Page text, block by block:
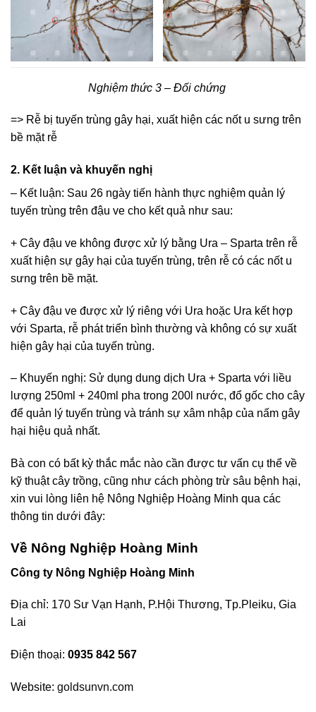
Nghiệm thức 3 – Đối chứng
=> Rễ bị tuyến trùng gây hại, xuất hiện các nốt u sưng trên
bề mặt rễ
2. Kết luận và khuyến nghị
– Kết luận: Sau 26 ngày tiến hành thực nghiệm quản lý
tuyến trùng trên đậu ve cho kết quả như sau:
+ Cây đậu ve không được xử lý bằng Ura – Sparta trên rễ
xuất hiện sự gây hại của tuyến trùng, trên rễ có các nốt u
sưng trên bề mặt.
+ Cây đậu ve được xử lý riêng với Ura hoặc Ura kết hợp
với Sparta, rễ phát triển bình thường và không có sự xuất
hiện gây hại của tuyến trùng.
– Khuyến nghị: Sử dụng dung dịch Ura + Sparta với liều
lượng 250ml + 240ml pha trong 200l nước, đổ gốc cho cây
để quản lý tuyến trùng và tránh sự xâm nhập của nấm gây
hại hiệu quả nhất.
Bà con có bất kỳ thắc mắc nào cần được tư vấn cụ thể về
kỹ thuật cây trồng, cũng như cách phòng trừ sâu bệnh hại,
xin vui lòng liên hệ Nông Nghiệp Hoàng Minh qua các
thông tin dưới đây:
Về Nông Nghiệp Hoàng Minh
Công ty Nông Nghiệp Hoàng Minh
Địa chỉ: 170 Sư Vạn Hạnh, P.Hội Thương, Tp.Pleiku, Gia
Lai
Điện thoại: 0935 842 567
Website: goldsunvn.com